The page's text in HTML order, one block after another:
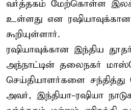
வர்த்தகம் மேற்கொள்ள
உள்ளது என
கூறியுள்ளார்.
ரஷியாவுக்கான இந்திய
அந்நாட்டின் தலைநகர்
செய்தியாளர்களை சந்தித்து
அவர், இந்தியா-ரஷியா